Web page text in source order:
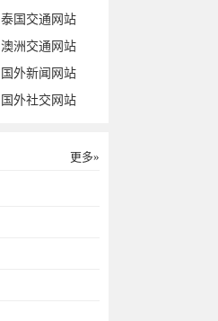
泰国交通网站
澳洲交通网站
国外新闻网站
国外社交网站
更多»